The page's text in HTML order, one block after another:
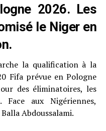
2026. Les
le Niger en
la qualification à la
Fifa prévue en Pologne
des éliminatoires, les
aux Nigériennes,
Abdoussalami.